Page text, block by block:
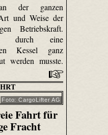
der ganzen
und Weise der
Betriebskraft.
durch eine
Kessel ganz
werden musste.
Foto: CargoLifter AG
Fahrt für
Fracht